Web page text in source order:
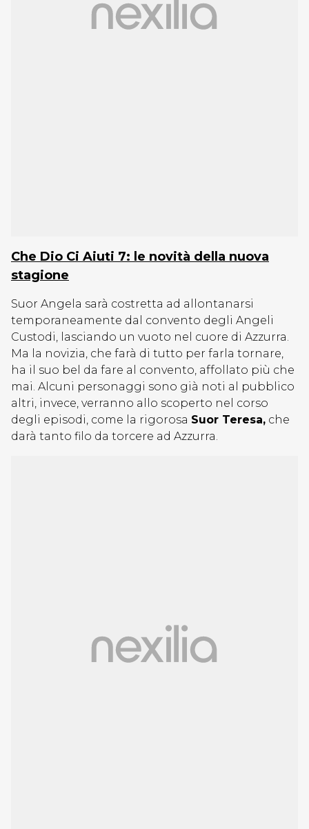
Che Dio Ci Aiuti 7: le novità della nuova
stagione
Suor Angela sarà costretta ad allontanarsi
temporaneamente dal convento degli Angeli
Custodi, lasciando un vuoto nel cuore di Azzurra.
Ma la novizia, che farà di tutto per farla tornare,
ha il suo bel da fare al convento, affollato più che
mai. Alcuni personaggi sono già noti al pubblico
altri, invece, verranno allo scoperto nel corso
degli episodi, come la rigorosa Suor Teresa, che
darà tanto filo da torcere ad Azzurra.